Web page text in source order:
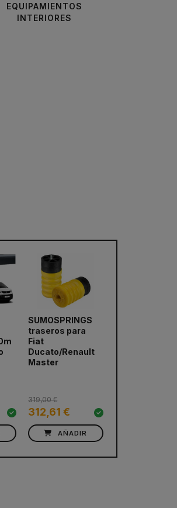
EQUIPAMIENTOS
INTERIORES
SUMOSPRINGS
traseros para
Fiat
Ducato/Renault
Master
312,61 €
319,00 €
AÑADIR
next